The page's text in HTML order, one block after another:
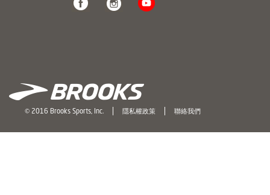
© 2016 Brooks Sports, Inc. 隱私權政策 聯絡我們